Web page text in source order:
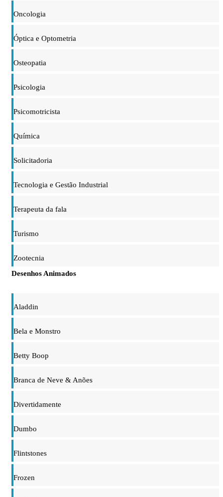
Oncologia
Óptica e Optometria
Osteopatia
Psicologia
Psicomotricista
Química
Solicitadoria
Tecnologia e Gestão Industrial
Terapeuta da fala
Turismo
Zootecnia
Desenhos Animados
Aladdin
Bela e Monstro
Betty Boop
Branca de Neve & Anões
Divertidamente
Dumbo
Flintstones
Frozen